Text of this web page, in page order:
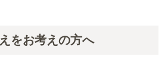
をお考えの方へ